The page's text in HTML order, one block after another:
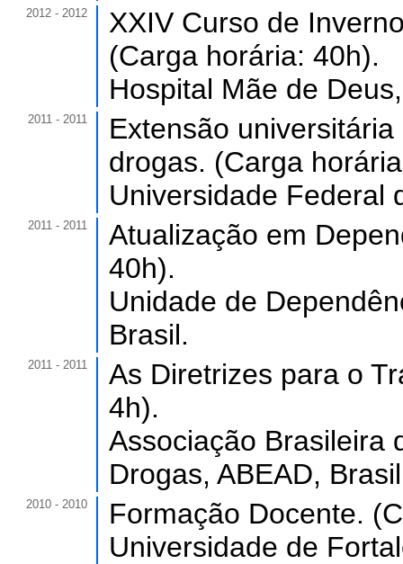
2012 - 2012
XXIV Curso de
(Carga horária: 40h).
Hospital Mãe de
2011 - 2011
Extensão
drogas. (Carga
Universidade Federal
2011 - 2011
Atualização em
40h).
Unidade de
Brasil.
2011 - 2011
As Diretrizes para o
4h).
Associação Brasileira
Drogas, ABEAD,
2010 - 2010
Formação Docente.
Universidade de